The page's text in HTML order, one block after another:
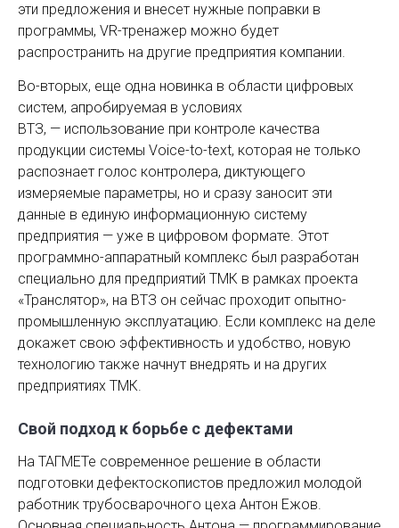
эти предложения и внесет нужные поправки в
программы, VR-тренажер можно будет
распространить на другие предприятия компании.
Во-вторых, еще одна новинка в области цифровых
систем, апробируемая в условиях
ВТЗ, — использование при контроле качества
продукции системы Voice-to-text, которая не только
распознает голос контролера, диктующего
измеряемые параметры, но и сразу заносит эти
данные в единую информационную систему
предприятия — уже в цифровом формате. Этот
программно-аппаратный комплекс был разработан
специально для предприятий ТМК в рамках проек­та
«Транслятор», на ВТЗ он сейчас проходит опытно-
промышленную эксплуатацию. Если комплекс на деле
докажет свою эффективность и удобство, новую
технологию также начнут внедрять и на других
предприятиях ТМК.
Свой подход к борьбе с дефектами
На ТАГМЕТе современное решение в области
подготовки дефектоскопистов предложил молодой
работник трубосварочного цеха Антон Ежов.